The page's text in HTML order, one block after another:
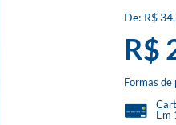
R$
R$
Formas de
Em